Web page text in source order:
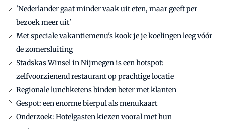
'Nederlander gaat minder vaak uit eten, maar geeft per
bezoek meer uit'
Met speciale vakantiemenu's kook je je koelingen leeg vóór
de zomersluiting
Stadskas Winsel in Nijmegen is een hotspot:
zelfvoorzienend restaurant op prachtige locatie
Regionale lunchketens binden beter met klanten
Gespot: een enorme bierpul als menukaart
Onderzoek: Hotelgasten kiezen vooral met hun